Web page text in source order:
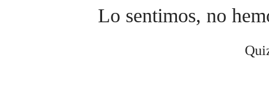
Lo sentimos, no